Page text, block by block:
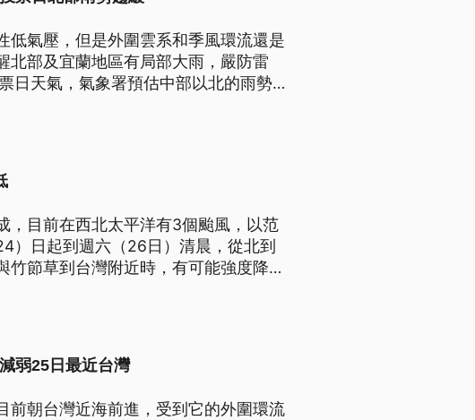
低氣壓，但是外圍雲系和季風環流還是
北部及宜蘭地區有局部大雨，嚴防雷
日天氣，氣象署預估中部以北的雨勢
，目前在西北太平洋有3個颱風，以范
）日起到週六（26日）清晨，從北到
節草到台灣附近時，有可能強度降為
弱25日最近台灣
前朝台灣近海前進，受到它的外圍環流